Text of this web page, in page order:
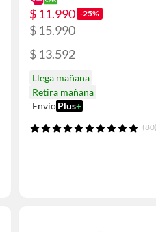
$ 11.990 -25%
$ 15.990
$ 13.592
Llega mañana
Retira mañana
EnvíoPlus+
(80)